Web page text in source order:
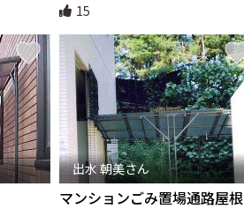
15
出水 朝美さん
マンションごみ置場通路屋根